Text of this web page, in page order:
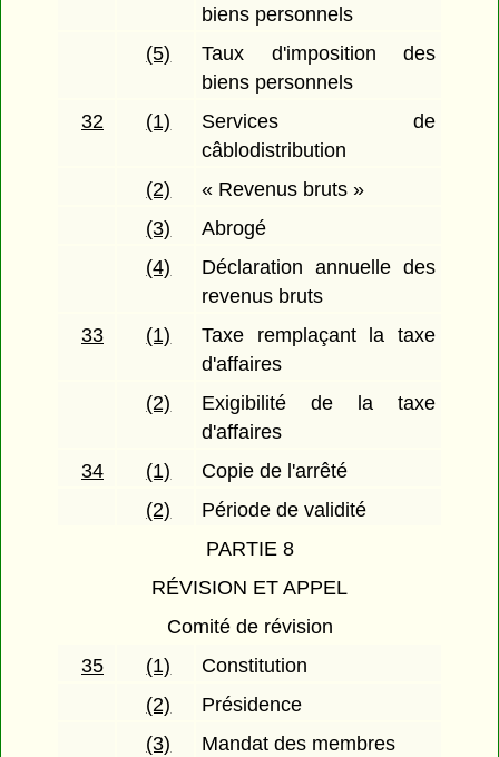
biens personnels
(5)
Taux d'imposition des
biens personnels
32
(1)
Services de
câblodistribution
(2)
« Revenus bruts »
(3)
Abrogé
(4)
Déclaration annuelle des
revenus bruts
33
(1)
Taxe remplaçant la taxe
d'affaires
(2)
Exigibilité de la taxe
d'affaires
34
(1)
Copie de l'arrêté
(2)
Période de validité
PARTIE 8
RÉVISION ET APPEL
Comité de révision
35
(1)
Constitution
(2)
Présidence
(3)
Mandat des membres